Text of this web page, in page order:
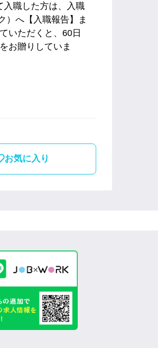
入職した方は、入職
）へ【入職報告】ま
いただくと、60日
お贈りしていま
お気に入り